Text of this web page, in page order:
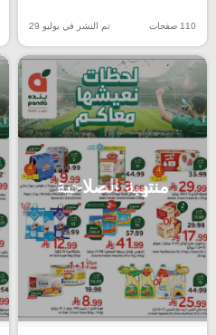
110 صفحات تم النشر في يوليو 29
منتهية الصلاحية